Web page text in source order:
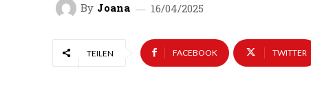
By Joana 16/04/2025
TEILEN FACEBOOK TWITTER